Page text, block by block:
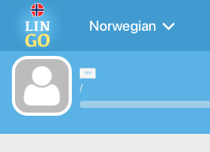
Norwegian
/